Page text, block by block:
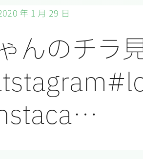
年 1 月 29 日
んのチラ